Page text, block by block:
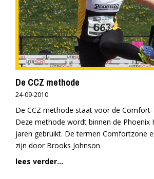
De CCZ methode
24-09-2010
De CCZ methode staat voor de Comfort-
Deze methode wordt binnen de Phoenix
jaren gebruikt. De termen Comfortzone
zijn door Brooks Johnson
lees verder...